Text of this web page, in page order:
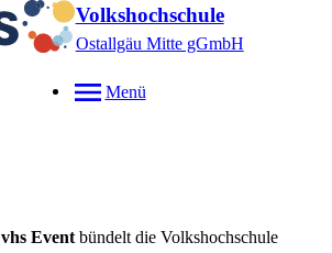
Volkshochschule
Ostallgäu Mitte gGmbH
Menü
vhs Event bündelt die Volkshochschule